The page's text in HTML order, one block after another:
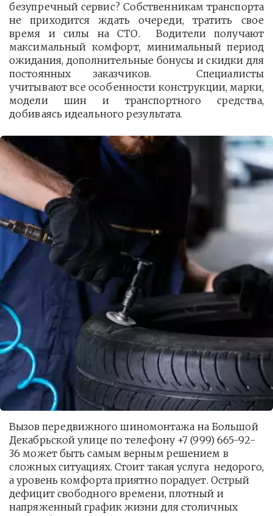
безупречный сервис? Собственникам транспорта
не приходится ждать очереди, тратить свое
время и силы на СТО. Водители получают
максимальный комфорт, минимальный период
ожидания, дополнительные бонусы и скидки для
постоянных заказчиков. Специалисты
учитывают все особенности конструкции, марки,
модели шин и транспортного средства,
добиваясь идеального результата.
Вызов передвижного шиномонтажа на Большой
Декабрьской улице по телефону +7 (999) 665-92-
36 может быть самым верным решением в
сложных ситуациях. Стоит такая услуга  недорого,
а уровень комфорта приятно порадует. Острый
дефицит свободного времени, плотный и
напряженный график жизни для столичных